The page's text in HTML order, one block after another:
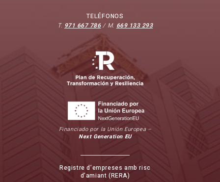
TELÉFONOS
T. 971 667 786/ M. 669 133 293
Financiado por la Unión Europea –
Next Generation EU
Registre d’empreses amb risc
d’amiant (RERA)